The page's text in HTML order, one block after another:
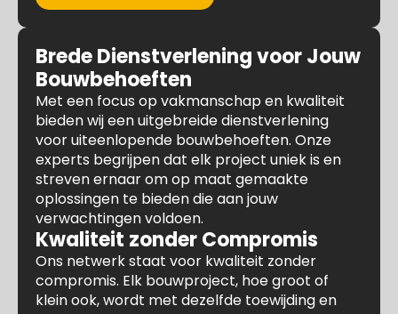
Brede Dienstverlening voor Jouw
Bouwbehoeften
Met een focus op vakmanschap en kwaliteit
bieden wij een uitgebreide dienstverlening
voor uiteenlopende bouwbehoeften. Onze
experts begrijpen dat elk project uniek is en
streven ernaar om op maat gemaakte
oplossingen te bieden die aan jouw
verwachtingen voldoen.
Kwaliteit zonder Compromis
Ons netwerk staat voor kwaliteit zonder
compromis. Elk bouwproject, hoe groot of
klein ook, wordt met dezelfde toewijding en